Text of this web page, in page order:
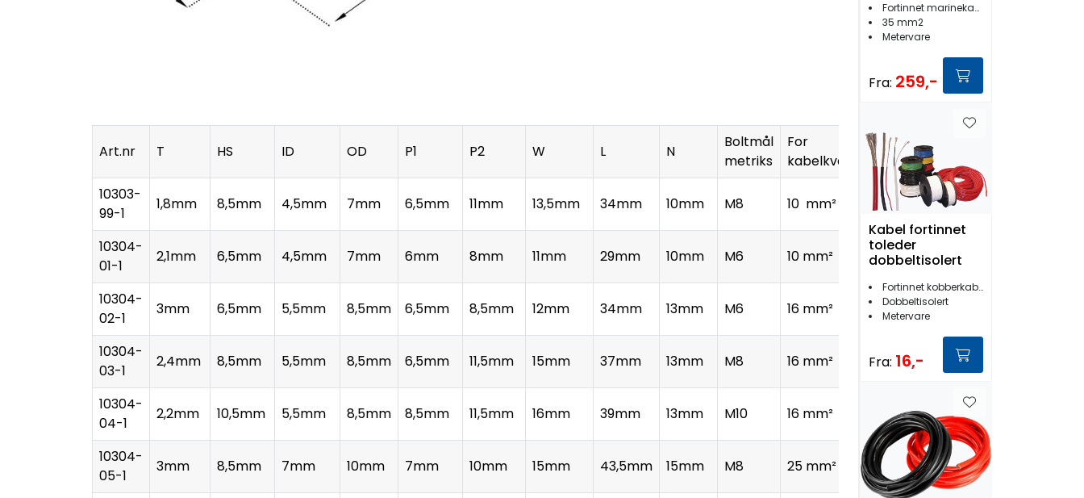
Art.nr T HS ID OD P1 P2 W L N
Boltmål
metriks
For
kabelkvadrat
10303-
99-1
1,8mm 8,5mm 4,5mm 7mm 6,5mm 11mm 13,5mm 34mm 10mm M8 10 mm²
10304-
01-1
2,1mm 6,5mm 4,5mm 7mm 6mm 8mm 11mm 29mm 10mm M6 10 mm²
10304-
02-1
3mm 6,5mm 5,5mm 8,5mm 6,5mm 8,5mm 12mm 34mm 13mm M6 16 mm²
10304-
03-1
2,4mm 8,5mm 5,5mm 8,5mm 6,5mm 11,5mm 15mm 37mm 13mm M8 16 mm²
10304-
04-1
2,2mm 10,5mm 5,5mm 8,5mm 8,5mm 11,5mm 16mm 39mm 13mm M10 16 mm²
10304-
05-1
3mm 8,5mm 7mm 10mm 7mm 10mm 15mm 43,5mm 15mm M8 25 mm²
Fortinnet marinekabel
35 mm2
Metervare
Fra: 259,-
Kabel fortinnet
toleder
dobbeltisolert
Fortinnet kobberkabel toleder
Dobbeltisolert
Metervare
Fra: 16,-